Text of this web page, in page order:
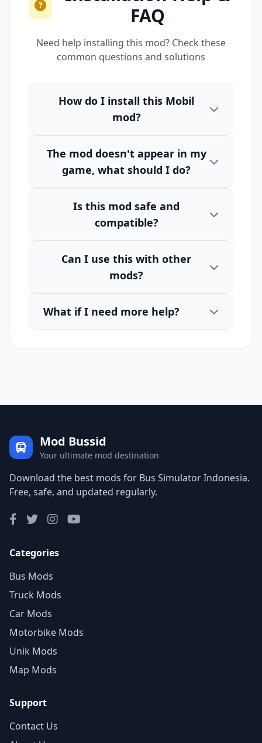
FAQ
Need help installing this mod? Check these
common questions and solutions
How do I install this Mobil
mod?
The mod doesn't appear in my
game, what should I do?
Is this mod safe and
compatible?
Can I use this with other
mods?
What if I need more help?
Mod Bussid
Your ultimate mod destination
Download the best mods for Bus Simulator Indonesia.
Free, safe, and updated regularly.
Categories
Bus Mods
Truck Mods
Car Mods
Motorbike Mods
Unik Mods
Map Mods
Support
Contact Us